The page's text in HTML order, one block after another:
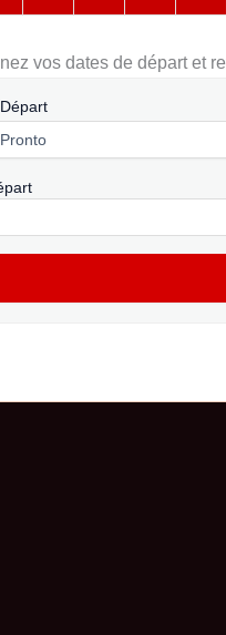
vos dates de départ et